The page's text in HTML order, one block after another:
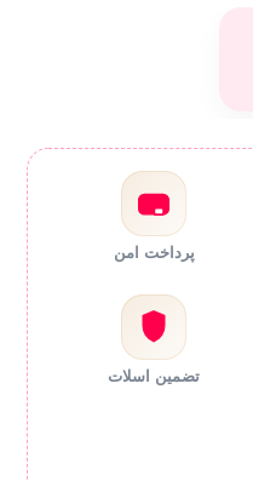
پرداخت امن
تضمین اسلات